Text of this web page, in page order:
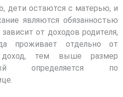
дети остаются с матерью, и
являются обязанностью
от доходов родителя,
проживает отдельно от
тем выше размер
определяется по